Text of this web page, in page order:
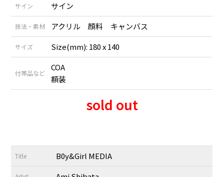
サイン サイン
技法・素材 アクリル 顔料 キャンバス
サイズ Size(mm): 180 x 140
付帯品など
COA
額装
sold out
Title B0y&Girl MEDIA